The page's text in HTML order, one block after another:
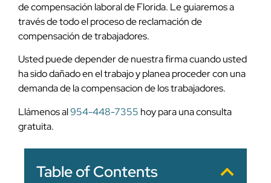
de compensación laboral de Florida. Le guiaremos a
través de todo el proceso de reclamación de
compensación de trabajadores.
Usted puede depender de nuestra firma cuando usted
ha sido dañado en el trabajo y planea proceder con una
demanda de la compensacion de los trabajadores.
Llámenos al954-448-7355 hoy para una consulta
gratuita.
Table of Contents